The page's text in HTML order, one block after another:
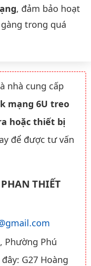
, đảm bảo hoạt
trong quá
nhà cung cấp
mạng 6U treo
hoặc thiết bị
để được tư vấn
THIẾT
Phường Phú
G27 Hoàng